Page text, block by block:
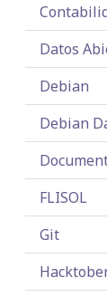
Datos
Debian
Debian
FLISOL
Git